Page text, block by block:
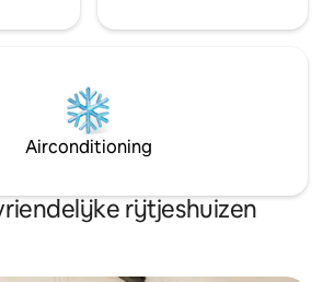
Airconditioning
rijtjeshuizen